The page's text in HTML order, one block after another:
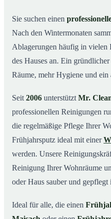
03Was kostet ein
04Warum Mr. Cleaner in
05Typische Anlässe für
08Frühjahrsputz in Maisach
Sie suchen einen
Nach den Wintermonaten
Ablagerungen häufig in vielen
des Hauses an. Ein
Räume, mehr Hygiene und ein
Seit 2006 unterstützt Mr.
professionellen Reinigungen
die regelmäßige Pflege Ihrer
Frühjahrsputz ideal mit einer
werden. Unsere
Reinigung Ihrer Wohnräume
oder Haus sauber und gepflegt
Ideal für alle, die einen